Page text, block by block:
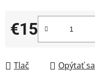
€15
Jednotková cena:
Tlač Opýtať sa